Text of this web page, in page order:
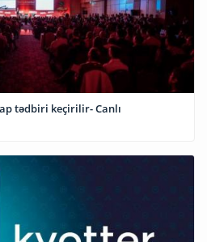
tədbiri keçirilir- Canlı